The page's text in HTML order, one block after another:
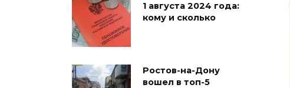
1 августа 2024 года:
кому и сколько
Ростов-на-Дону
вошел в топ-5